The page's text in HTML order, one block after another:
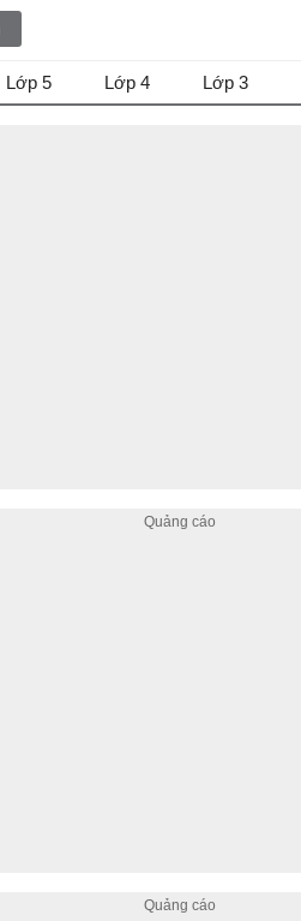
Lớp 5 Lớp 4 Lớp 3